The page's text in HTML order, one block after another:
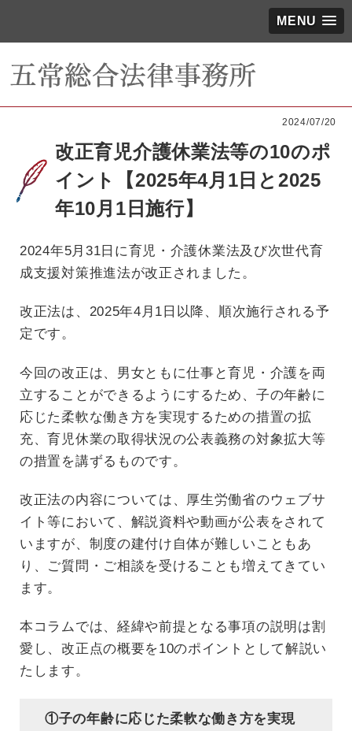
MENU
2024/07/20
改正育児介護休業法等の10のポ
イント【2025年4月1日と2025
年10月1日施行】
2024年5月31日に育児・介護休業法及び次世代育
成支援対策推進法が改正されました。
改正法は、2025年4月1日以降、順次施行される予
定です。
今回の改正は、男女ともに仕事と育児・介護を両
立することができるようにするため、子の年齢に
応じた柔軟な働き方を実現するための措置の拡
充、育児休業の取得状況の公表義務の対象拡大等
の措置を講ずるものです。
改正法の内容については、厚生労働省のウェブサ
イト等において、解説資料や動画が公表をされて
いますが、制度の建付け自体が難しいこともあ
り、ご質問・ご相談を受けることも増えてきてい
ます。
本コラムでは、経緯や前提となる事項の説明は割
愛し、改正点の概要を10のポイントとして解説い
たします。
①子の年齢に応じた柔軟な働き方を実現